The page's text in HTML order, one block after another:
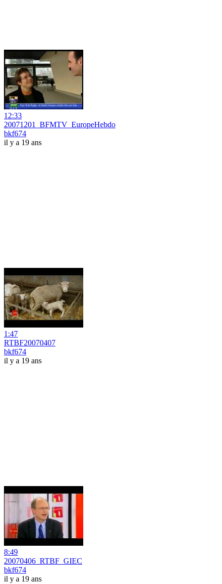
12:33
20071201_BFMTV_EuropeHebdo
bkf674
il y a 19 ans
1:47
RTBF20070407
bkf674
il y a 19 ans
8:49
20070406_RTBF_GIEC
bkf674
il y a 19 ans